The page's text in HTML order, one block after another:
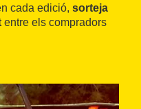
cada edició, sorteja
entre els compradors